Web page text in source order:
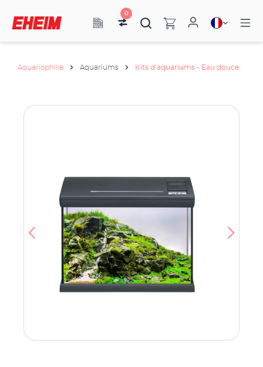
0
Aquariophilie Aquariums Kits d’aquariums - Eau douce